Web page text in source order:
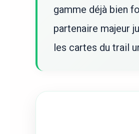
gamme déjà bien
partenaire majeur
les cartes du trail